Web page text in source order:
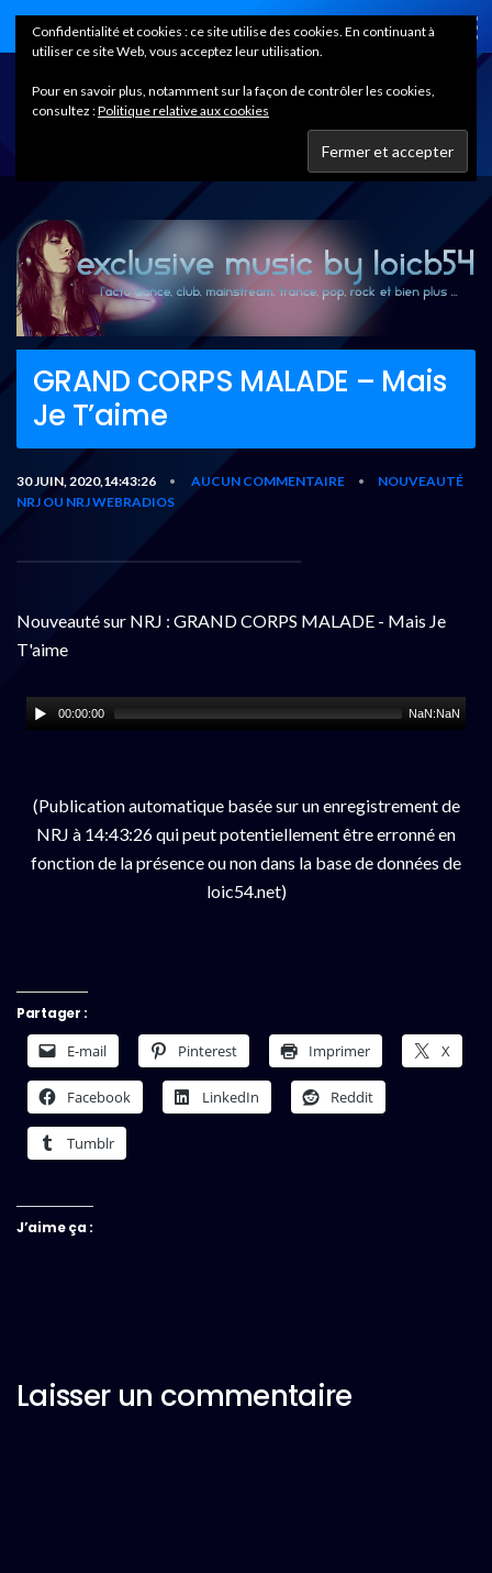
Home
GRAND CORPS MALADE – Mais
Je T’aime
30 JUIN, 2020,14:43:26 • AUCUN COMMENTAIRE •
NOUVEAUTÉ
NRJ OU NRJ WEBRADIOS
Nouveauté sur NRJ : GRAND CORPS MALADE - Mais Je
T'aime
00:00:00 NaN:NaN
(Publication automatique basée sur un enregistrement de
NRJ à 14:43:26 qui peut potentiellement être erronné en
fonction de la présence ou non dans la base de données de
loic54.net)
Partager :
E-mail Pinterest Imprimer X
Facebook LinkedIn Reddit
Tumblr
J’aime ça :
Laisser un commentaire
Confidentialité et cookies : ce site utilise des cookies. En continuant à
utiliser ce site Web, vous acceptez leur utilisation.
Pour en savoir plus, notamment sur la façon de contrôler les cookies,
consultez :Politique relative aux cookies